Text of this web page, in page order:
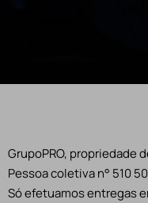
GrupoPRO, propriedade
Pessoa coletiva n° 510
Só efetuamos entregas